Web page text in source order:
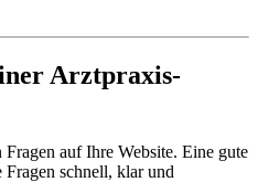
Arztpraxis-
auf Ihre Website. Eine gute
Fragen schnell, klar und